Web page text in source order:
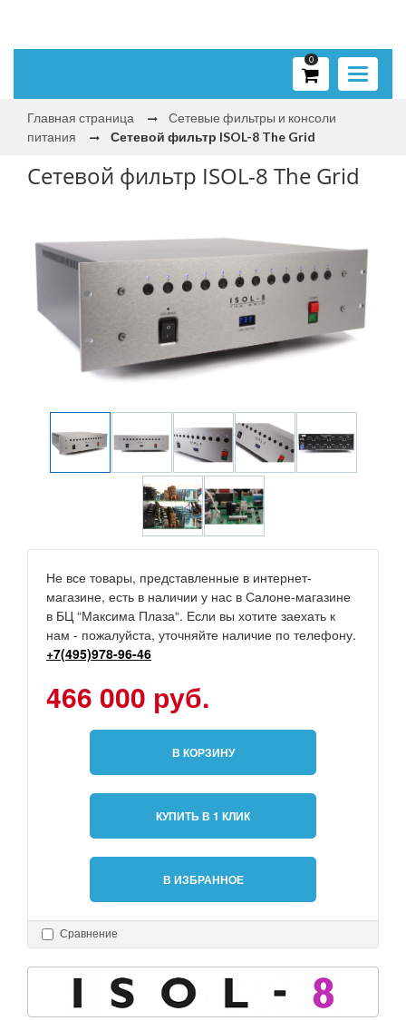
Toggle
0
Главная страница
Сетевые фильтры и консоли
питания
Сетевой фильтр ISOL-8 The Grid
Сетевой фильтр ISOL-8 The Grid
Не все товары, представленные в интернет-
магазине, есть в наличии у нас в Салоне-магазине
в БЦ “Максима Плаза“. Если вы хотите заехать к
нам - пожалуйста, уточняйте наличие по телефону.
+7(495)978-96-46
466 000 руб.
В КОРЗИНУ
КУПИТЬ В 1 КЛИК
В ИЗБРАННОЕ
Сравнение